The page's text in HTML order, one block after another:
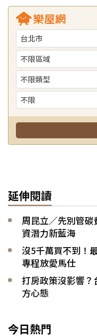
延伸閱讀
周昆立／先別管
資潛力新藍海
沒5千萬買不到！
專程放愛馬仕
打房政策沒影響？
方心態
今日熱門